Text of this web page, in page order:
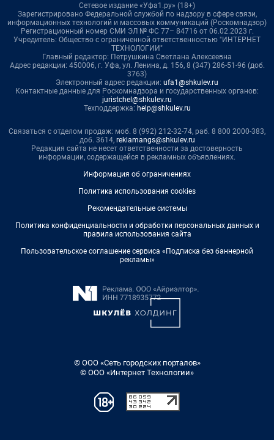
Сетевое издание «Уфа1.ру» (18+)
Зарегистрировано Федеральной службой по надзору в сфере связи,
информационных технологий и массовых коммуникаций (Роскомнадзор)
Регистрационный номер СМИ ЭЛ № ФС 77– 84716 от 06.02.2023 г.
Учредитель: Общество с ограниченной ответственностью "ИНТЕРНЕТ
ТЕХНОЛОГИИ"
Главный редактор: Петрушкина Светлана Алексеевна
Адрес редакции: 450006, г. Уфа, ул. Ленина, д. 156, 8 (347) 286-51-96 (доб.
3763)
Электронный адрес редакции: ufa1@shkulev.ru
Контактные данные для Роскомнадзора и государственных органов:
juristchel@shkulev.ru
Техподдержка: help@shkulev.ru
Связаться с отделом продаж: моб. 8 (992) 212-32-74, раб. 8 800 2000-383,
доб. 3614, reklamangs@shkulev.ru
Редакция сайта не несет ответственности за достоверность
информации, содержащейся в рекламных объявлениях.
Информация об ограничениях
Политика использования cookies
Рекомендательные системы
Политика конфиденциальности и обработки персональных данных и
правила использования сайта
Пользовательское соглашение сервиса «Подписка без баннерной
рекламы»
© ООО «Сеть городских порталов»
© ООО «Интернет Технологии»